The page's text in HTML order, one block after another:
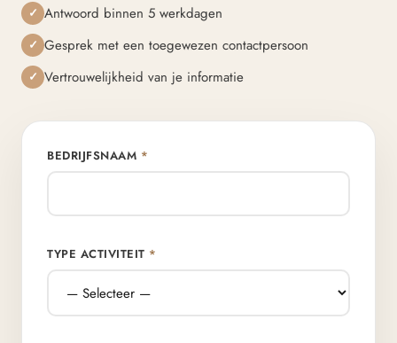
✓ Antwoord binnen 5 werkdagen
✓ Gesprek met een toegewezen contactpersoon
✓ Vertrouwelijkheid van je informatie
BEDRIJFSNAAM *
TYPE ACTIVITEIT *